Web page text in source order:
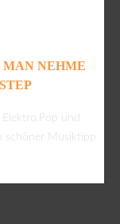
NEHME
und
schöner Musiktipp